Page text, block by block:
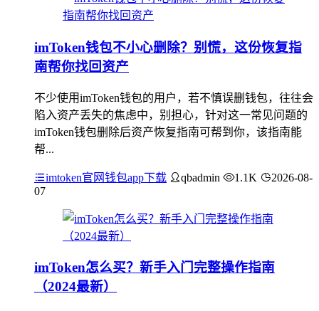
imToken钱包不小心删除？别慌，这份恢复指
南帮你找回资产
不少使用imToken钱包的用户，若不慎误删钱包，往往会
陷入资产丢失的焦虑中，别担心，针对这一常见问题的
imToken钱包删除后资产恢复指南可帮到你，该指南能
帮...
imtoken官网钱包app下载 qbadmin 1.1K
2026-08-
07
imToken怎么买？新手入门完整操作指南
（2024最新）